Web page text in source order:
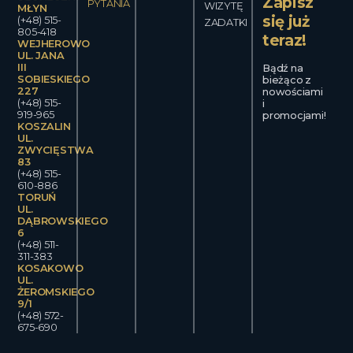
momentu wejścia
do naszego
zgiełk życia
MŁYN
(+48) 515-
805-418
WEJHEROWO
UL. JANA
III
SOBIESKIEGO
227
(+48) 515-
919-965
KOSZALIN
UL.
ZWYCIĘSTWA
83
(+48) 515-
610-886
TORUŃ
UL.
DĄBROWSKIEGO
6
(+48) 511-
311-383
KOSAKOWO
UL.
ŻEROMSKIEGO
9/1
(+48) 572-
675-690
PYTANIA
WIZYTĘ
ZADATKI
się już
teraz!
Bądź na
bieżąco z
nowościami
i
promocjami!